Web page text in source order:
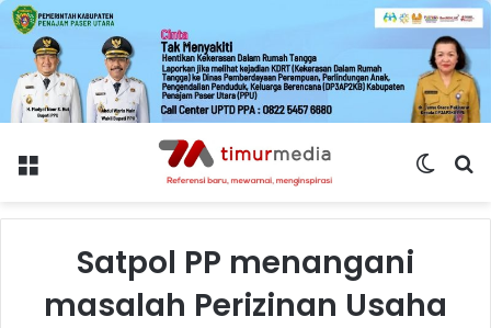
Menu
Switch
Satpol PP menangani
masalah Perizinan Usaha